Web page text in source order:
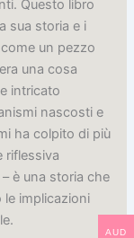
Questo libro
sua storia e i
un pezzo
una cosa
intricato
nascosti e
ha colpito di più
riflessiva
è una storia che
le implicazioni
AUD